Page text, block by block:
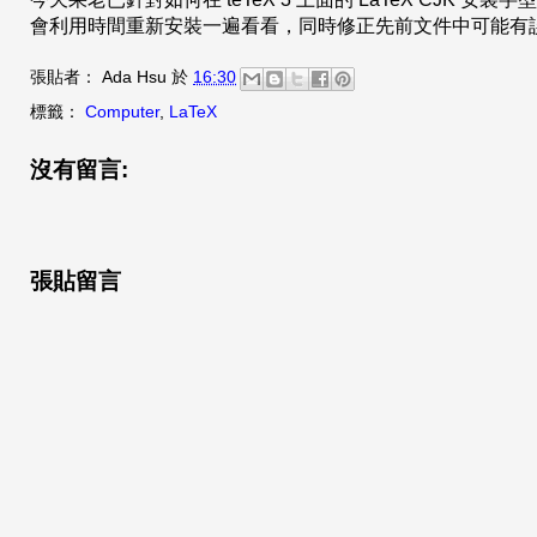
會利用時間重新安裝一遍看看，同時修正先前文件中可能有
張貼者： Ada Hsu 於 16:30
標籤： Computer, LaTeX
沒有留言:
張貼留言